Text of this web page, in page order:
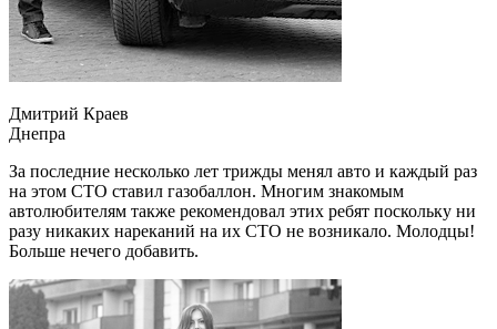
Дмитрий Краев
Днепра
За последние несколько лет трижды менял авто и каждый раз
на этом СТО ставил газобаллон. Многим знакомым
автолюбителям также рекомендовал этих ребят поскольку ни
разу никаких нареканий на их СТО не возникало. Молодцы!
Больше нечего добавить.